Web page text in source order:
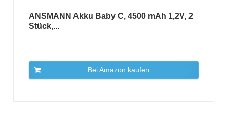
ANSMANN Akku Baby C, 4500 mAh 1,2V, 2
Stück,...
Bei Amazon kaufen